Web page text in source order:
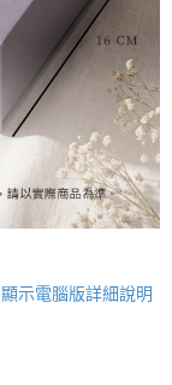
顯示電腦版詳細說明